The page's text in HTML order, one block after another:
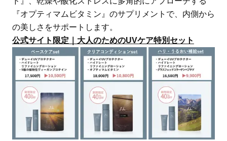
『オプティマムビタミン』のサプリメントで、内側から
の美しさをサポートします。
公式サイト限定｜大人のためのUVケア特別セット